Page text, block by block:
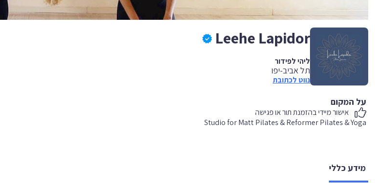
Leehe Lapidor
ליהי לפידור
תל אביב-יפו
נווט לכתובת
על המקום
אישור מיידי בהזמנת תור או פגישה
Studio for Matt Pilates & Reformer Pilates & Yoga
מידע כללי